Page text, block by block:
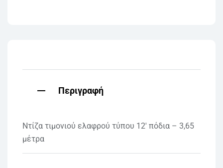
Περιγραφή
Ντίζα τιμονιού ελαφρού τύπου 12′ πόδια – 3,65
μέτρα